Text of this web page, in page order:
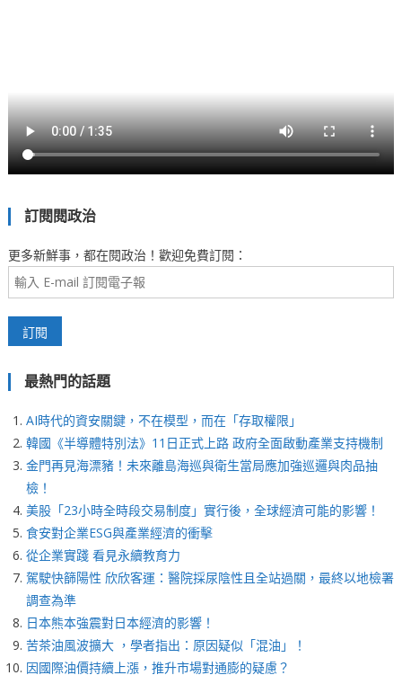
訂閱閱政治
更多新鮮事，都在閱政治！歡迎免費訂閱：
最熱門的話題
AI時代的資安關鍵，不在模型，而在「存取權限」
韓國《半導體特別法》11日正式上路 政府全面啟動產業支持機制
金門再見海漂豬！未來離島海巡與衛生當局應加強巡邏與肉品抽
檢！
美股「23小時全時段交易制度」實行後，全球經濟可能的影響！
食安對企業ESG與產業經濟的衝擊
從企業實踐 看見永續教育力
駕駛快篩陽性 欣欣客運：醫院採尿陰性且全站過關，最終以地檢署
調查為準
日本熊本強震對日本經濟的影響！
苦茶油風波擴大 ，學者指出：原因疑似「混油」！
因國際油價持續上漲，推升市場對通膨的疑慮？